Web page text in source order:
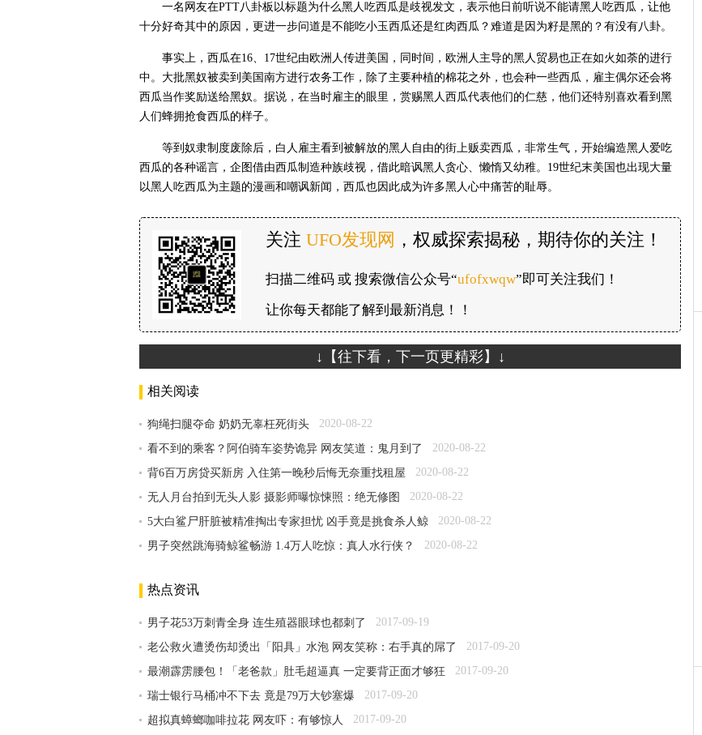
一名网友在PTT八卦板以标题为什么黑人吃西瓜是歧视发文，表示他日前听说不能请黑人吃西瓜，让他
十分好奇其中的原因，更进一步问道是不能吃小玉西瓜还是红肉西瓜？难道是因为籽是黑的？有没有八卦。
事实上，西瓜在16、17世纪由欧洲人传进美国，同时间，欧洲人主导的黑人贸易也正在如火如荼的进行
中。大批黑奴被卖到美国南方进行农务工作，除了主要种植的棉花之外，也会种一些西瓜，雇主偶尔还会将
西瓜当作奖励送给黑奴。据说，在当时雇主的眼里，赏赐黑人西瓜代表他们的仁慈，他们还特别喜欢看到黑
人们蜂拥抢食西瓜的样子。
等到奴隶制度废除后，白人雇主看到被解放的黑人自由的街上贩卖西瓜，非常生气，开始编造黑人爱吃
西瓜的各种谣言，企图借由西瓜制造种族歧视，借此暗讽黑人贪心、懒惰又幼稚。19世纪末美国也出现大量
以黑人吃西瓜为主题的漫画和嘲讽新闻，西瓜也因此成为许多黑人心中痛苦的耻辱。
关注 UFO发现网 ，权威探索揭秘，期待你的关注！
扫描二维码 或 搜索微信公众号“ufofxwqw”即可关注我们！
让你每天都能了解到最新消息！！
↓【往下看，下一页更精彩】↓
相关阅读
狗绳扫腿夺命 奶奶无辜枉死街头 2020-08-22
看不到的乘客？阿伯骑车姿势诡异 网友笑道：鬼月到了 2020-08-22
背6百万房贷买新房 入住第一晚秒后悔无奈重找租屋 2020-08-22
无人月台拍到无头人影 摄影师曝惊悚照：绝无修图 2020-08-22
5大白鲨尸肝脏被精准掏出专家担忧 凶手竟是挑食杀人鲸 2020-08-22
男子突然跳海骑鲸鲨畅游 1.4万人吃惊：真人水行侠？ 2020-08-22
热点资讯
男子花53万刺青全身 连生殖器眼球也都刺了 2017-09-19
老公救火遭烫伤却烫出「阳具」水泡 网友笑称：右手真的屌了 2017-09-20
最潮霹雳腰包！「老爸款」肚毛超逼真 一定要背正面才够狂 2017-09-20
瑞士银行马桶冲不下去 竟是79万大钞塞爆 2017-09-20
超拟真蟑螂咖啡拉花 网友吓：有够惊人 2017-09-20